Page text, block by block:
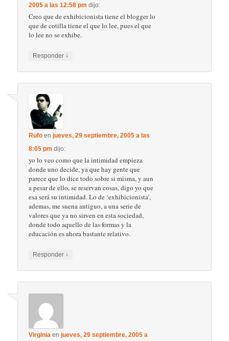
2005 a las 12:58 pm dijo:
Creo que de exhibicionista tiene el blogger lo
que de cotilla tiene el que lo lee, pues el que
lo lee no se exhibe.
Responder ↓
Rufo enjueves, 29 septiembre, 2005 a las
8:05 pm dijo:
yo lo veo como que la intimidad empieza
donde uno decide, ya que hay gente que
parece que lo dice todo sobre si misma, y aun
a pesar de ello, se reservan cosas, digo yo que
esa será su intimidad. Lo de ‘exhibicionista’,
ademas, me suena antiguo, a una serie de
valores que ya no sirven en esta sociedad,
donde todo aquello de las formas y la
educación es ahora bastante relativo.
Responder ↓
Virginia enjueves, 29 septiembre, 2005 a